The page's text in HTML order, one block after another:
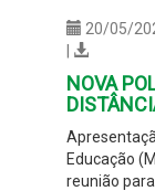
20/05/
NOVA
Educação
reunião